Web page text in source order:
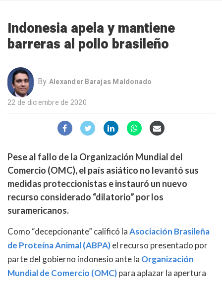
Indonesia apela y mantiene
barreras al pollo brasileño
By Alexander Barajas Maldonado
22 de diciembre de 2020
Pese al fallo de la Organización Mundial del
Comercio (OMC), el país asiático no levantó sus
medidas proteccionistas e instauró un nuevo
recurso considerado “dilatorio” por los
suramericanos.
Como “decepcionante” calificó laAsociación Brasileña
de Proteína Animal (ABPA)el recurso presentado por
parte del gobierno indonesio ante la Organización
Mundial de Comercio (OMC)para aplazar la apertura